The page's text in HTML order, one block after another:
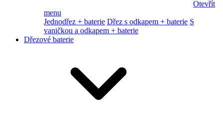
Otevřít
menu
Jednodřez + baterie Dřez s odkapem + baterie S
vaničkou a odkapem + baterie
Dřezové baterie